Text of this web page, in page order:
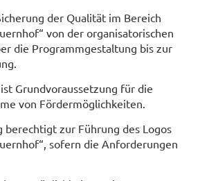
der Qualität im Bereich
von der organisatorischen
die Programmgestaltung bis zur
Grundvoraussetzung für die
von Fördermöglichkeiten.
berechtigt zur Führung des Logos
sofern die Anforderungen